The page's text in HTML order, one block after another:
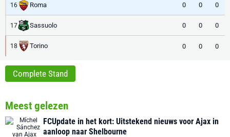
16 Roma 0 0 0
17 Sassuolo 0 0 0
18 Torino 0 0 0
Complete Stand
Meest gelezen
FCUpdate in het kort: Uitstekend nieuws voor Ajax in
aanloop naar Shelbourne